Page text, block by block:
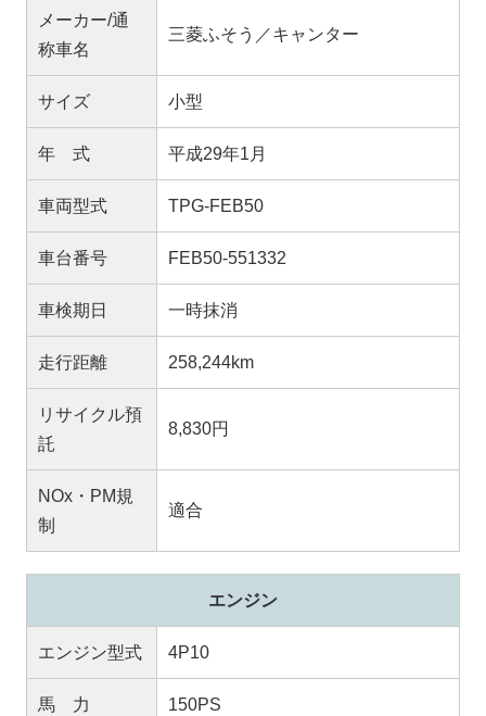
メーカー/通
称車名
三菱ふそう／キャンター
サイズ 小型
年 式 平成29年1月
車両型式 TPG-FEB50
車台番号 FEB50-551332
車検期日 一時抹消
走行距離 258,244km
リサイクル預
託
8,830円
NOx・PM規
制
適合
エンジン
エンジン型式 4P10
馬 力 150PS